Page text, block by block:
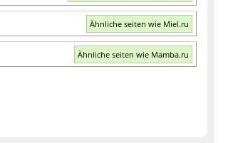
Ähnliche seiten wie Miel.ru
Ähnliche seiten wie Mamba.ru